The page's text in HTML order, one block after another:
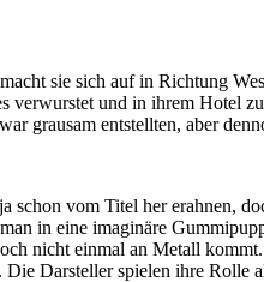
sie sich auf in Richtung
und in ihrem Hotel
grausam entstellten, aber
schon vom Titel her erahnen,
in eine imaginäre
nicht einmal an Metall
Darsteller spielen ihre